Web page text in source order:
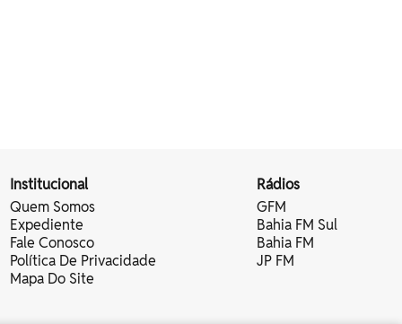
Institucional
Quem Somos
Expediente
Fale Conosco
Política De Privacidade
Mapa Do Site
Rádios
GFM
Bahia FM Sul
Bahia FM
JP FM